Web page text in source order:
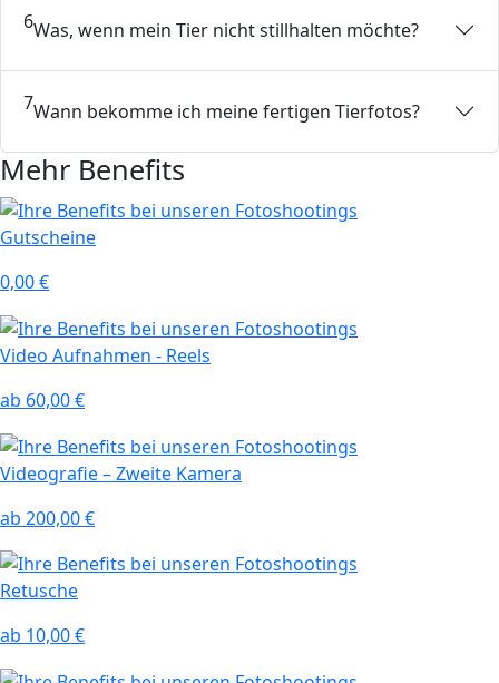
6Was, wenn mein Tier nicht stillhalten möchte?
7Wann bekomme ich meine fertigen Tierfotos?
Mehr Benefits
Gutscheine
0,00 €
Video Aufnahmen - Reels
ab 60,00 €
Videografie – Zweite Kamera
ab 200,00 €
Retusche
ab 10,00 €